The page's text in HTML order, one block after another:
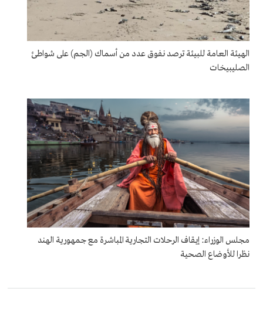
الهيئة العامة للبيئة ترصد نفوق عدد من أسماك (الجم) على شواطئ
الصليبيخات
مجلس الوزراء: إيقاف الرحلات التجارية المباشرة مع جمهورية الهند
نظرا للأوضاع الصحية